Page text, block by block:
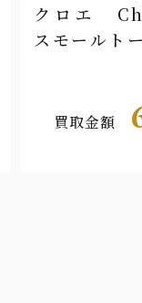
クロエ
スモールト
買取金額